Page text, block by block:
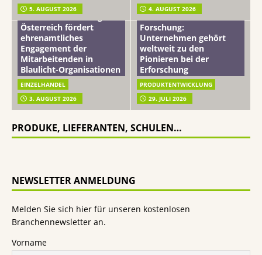
5. AUGUST 2026
4. AUGUST 2026
mehr vom leben tag: dm
Österreich fördert
ehrenamtliches
Engagement der
Mitarbeitenden in
Blaulicht-Organisationen
EINZELHANDEL
3. AUGUST 2026
Beiersdorf
Hautmikrobiom-
Forschung:
Unternehmen gehört
weltweit zu den
Pionieren bei der
Erforschung
PRODUKTENTWICKLUNG
29. JULI 2026
PRODUKE, LIEFERANTEN, SCHULEN…
NEWSLETTER ANMELDUNG
Melden Sie sich hier für unseren kostenlosen
Branchennewsletter an.
Vorname